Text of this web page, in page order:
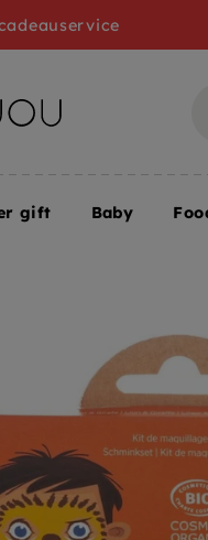
en giraf 3 kleuren
gift Baby